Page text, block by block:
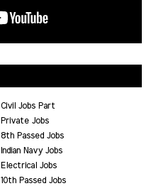
Civil Jobs Part
Private Jobs
8th Passed Jobs
Indian Navy Jobs
Electrical Jobs
10th Passed Jobs